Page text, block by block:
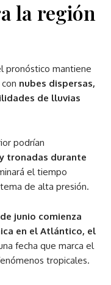
la región
pronóstico mantiene
nubes dispersas,
de lluvias
podrían
tronadas durante
el tiempo
de alta presión.
de junio comienza
en el Atlántico, el
fecha que marca el
tropicales.